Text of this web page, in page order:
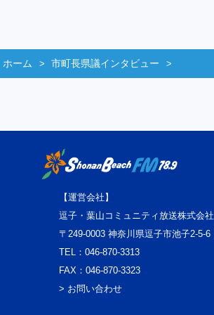
ホーム 市町長県議インタビュー
【運営会社】
逗子・葉山コミュニティ放送株式会社
〒249-0003 神奈川県逗子市池子2-5-6
TEL：046-870-3313
FAX：046-870-3323
> お問い合わせ